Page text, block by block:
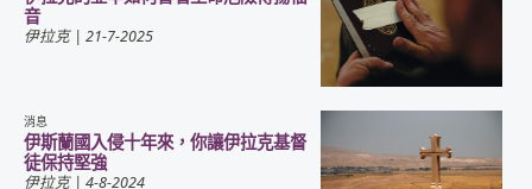
音
伊拉克| 21-7-2025
消息
伊斯蘭國入侵十年來，你讓伊拉克基督
徒保持堅強
伊拉克| 4-8-2024